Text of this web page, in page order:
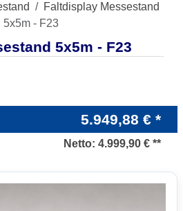
Faltdisplay Messestand
5x5m - F23
5x5m - F23
5.949,88 € *
Netto: 4.999,90 € **